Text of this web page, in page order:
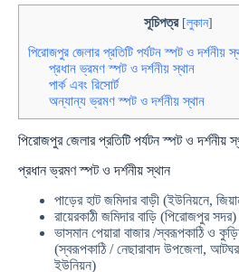
সূচিপত্র [লুকান]
পিরোজপুর জেলার প্রতিটি পর্যটন স্পট ও দর্শনীয়
প্রধান ভ্রমণ স্পট ও দর্শনীয় স্থান
পার্ক এবং রিসোর্ট
অন্যান্য ভ্রমণ স্পট ও দর্শনীয় স্থান
পিরোজপুর জেলার প্রতিটি পর্যটন স্পট ও দর্শনীয়
প্রধান ভ্রমণ স্পট ও দর্শনীয় স্থান
পাড়ের হাট জমিদার বাড়ী (ইউনিয়নে,
রায়েরকাঠী জমিদার বাড়ি (পিরোজপুর সদর)
ভাসমান পেয়ারা বাজার /স্বরূপকাঠি ও
(স্বরূপকাঠি / নেছারাবাদ উপজেলা,
ইউনিয়ন)